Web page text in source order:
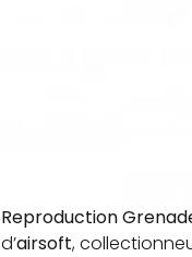
Reproduction
d’airsoft,